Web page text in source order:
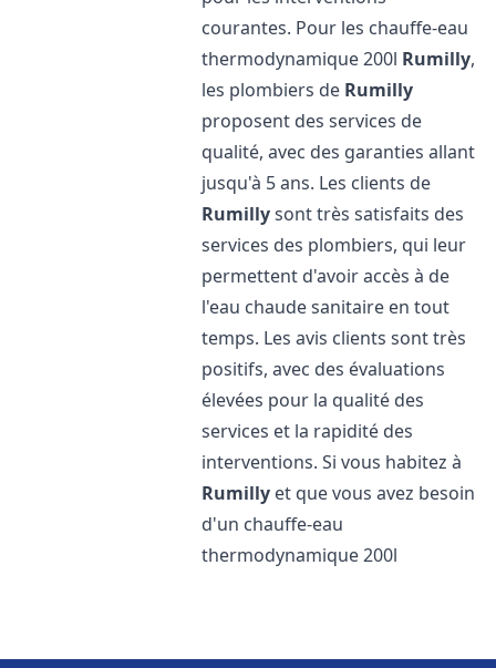
courantes. Pour les chauffe-eau
thermodynamique 200l Rumilly,
les plombiers de Rumilly
proposent des services de
qualité, avec des garanties allant
jusqu'à 5 ans. Les clients de
Rumillysont très satisfaits des
services des plombiers, qui leur
permettent d'avoir accès à de
l'eau chaude sanitaire en tout
temps. Les avis clients sont très
positifs, avec des évaluations
élevées pour la qualité des
services et la rapidité des
interventions. Si vous habitez à
Rumilly et que vous avez besoin
d'un chauffe-eau
thermodynamique 200l